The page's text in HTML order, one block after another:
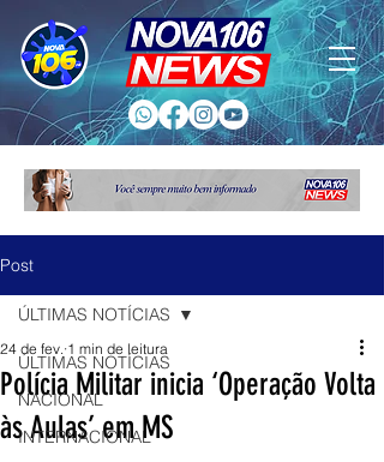
Post
ÚLTIMAS NOTÍCIAS
NACIONAL
INTERNACIONAL
ÚLTIMAS NOTÍCIAS
Polícia Militar inicia ‘Operação Volta
às Aulas’ em MS
24 de fev. 1 min de leitura